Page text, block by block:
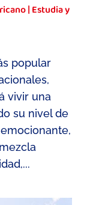
| Estudia y
popular
vivir una
su nivel de